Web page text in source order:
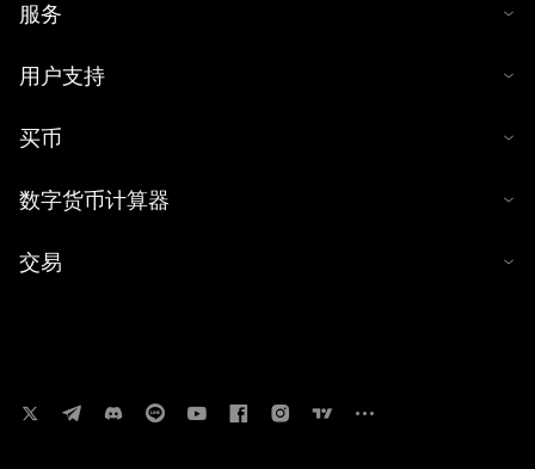
服务
用户支持
买币
数字货币计算器
交易